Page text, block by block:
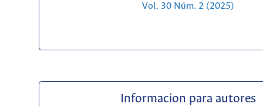
Vol. 30 Núm. 2 (2025)
Informacion para autores